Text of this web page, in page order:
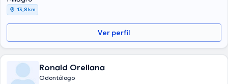
13,8 km
Ver perfil
Ronald Orellana
Odontólogo